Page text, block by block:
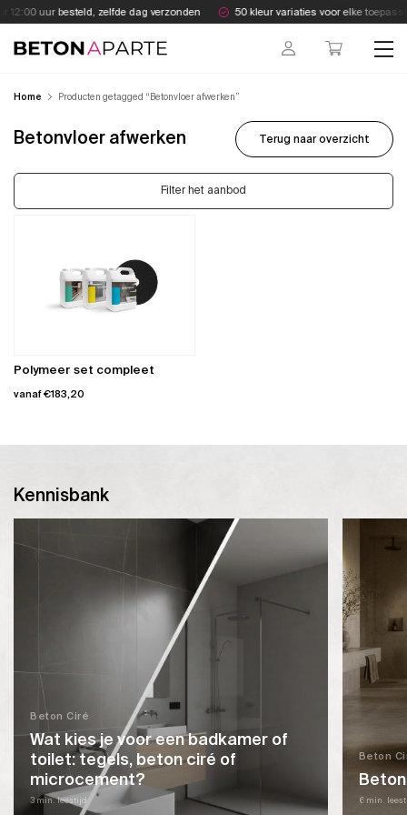
Skip
to
content
12:00 uur besteld, zelfde dag verzonden 50 kleur variaties voor elke
Beton Aparte
Home Producten getagged “Betonvloer afwerken”
Betonvloer afwerken Terug naar overzicht
Filter het aanbod
Polymeer set compleet
vanaf€183,20
variaties.
kan
Kennisbank
Beton Ciré
Wat kies je voor een badkamer of
toilet: tegels, beton ciré of
microcement?
3 min. leestijd
Beton
6 min.